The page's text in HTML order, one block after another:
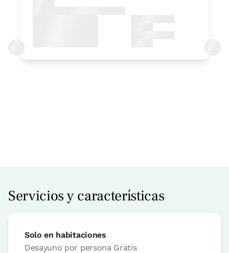
Reserva ahora
apartamento
Servicios y características
Solo en habitaciones
Desayuno por persona Gratis